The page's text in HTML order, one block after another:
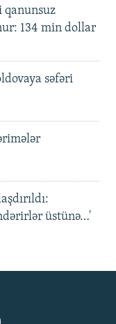
qanunsuz
134 min dollar
səfəri
üstünə…'